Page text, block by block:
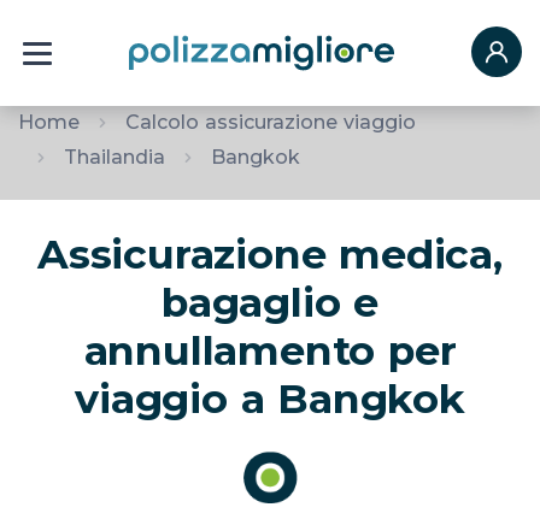
Home
Calcolo assicurazione viaggio
Thailandia
Bangkok
Assicurazione medica,
bagaglio e
annullamento per
viaggio a Bangkok